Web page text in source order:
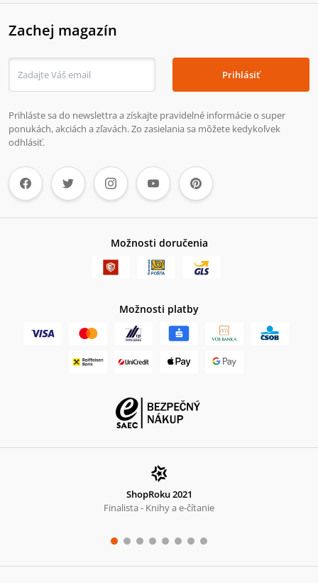
Zachej magazín
Prihlásiť
Prihláste sa do newslettra a získajte pravidelné informácie o super
ponukách, akciách a zľavách. Zo zasielania sa môžete kedykoľvek
odhlásiť.
Možnosti doručenia
Možnosti platby
ShopRoku 2021
Finalista - Knihy a e-čítanie